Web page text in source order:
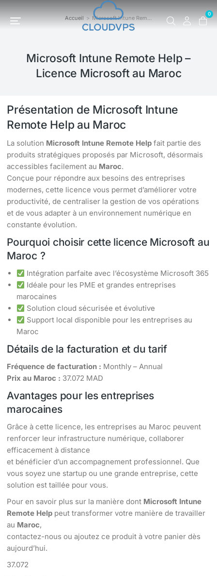
0
Vous êtes ici : Accueil Microsoft Intune Rem…
Microsoft Intune Remote Help –
Licence Microsoft au Maroc
Présentation de Microsoft Intune
Remote Help au Maroc
La solution Microsoft Intune Remote Help fait partie des
produits stratégiques proposés par Microsoft, désormais
accessibles facilement au Maroc.
Conçue pour répondre aux besoins des entreprises
modernes, cette licence vous permet d’améliorer votre
productivité, de centraliser la gestion de vos opérations
et de vous adapter à un environnement numérique en
constante évolution.
Pourquoi choisir cette licence Microsoft au
Maroc ?
Intégration parfaite avec l’écosystème Microsoft 365
Idéale pour les PME et grandes entreprises
marocaines
Solution cloud sécurisée et évolutive
Support local disponible pour les entreprises au
Maroc
Détails de la facturation et du tarif
Fréquence de facturation : Monthly – Annual
Prix au Maroc : 37.072 MAD
Avantages pour les entreprises
marocaines
Grâce à cette licence, les entreprises au Maroc peuvent
renforcer leur infrastructure numérique, collaborer
efficacement à distance
et bénéficier d’un accompagnement professionnel. Que
vous soyez une startup ou une grande entreprise, cette
solution est taillée pour vous.
Pour en savoir plus sur la manière dont Microsoft Intune
Remote Help peut transformer votre manière de travailler
au Maroc,
contactez-nous ou ajoutez ce produit à votre panier dès
aujourd’hui.
37.072